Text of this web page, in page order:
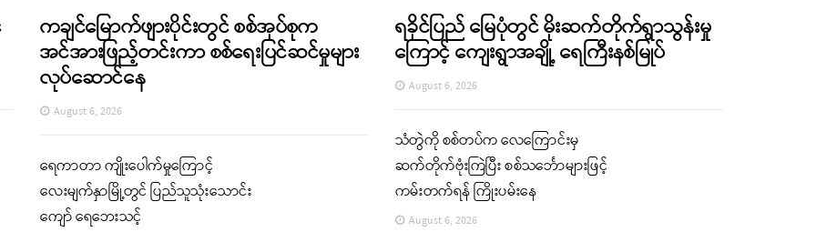
ကချင်မြောက်ဖျားပိုင်းတွင် စစ်အုပ်စုက
အင်အားဖြည့်တင်းကာ စစ်ရေးပြင်ဆင်မှုများ
လုပ်ဆောင်နေ
August 6, 2026
ရေကာတာ ကျိုးပေါက်မှုကြောင့်
လေးမျက်နှာမြို့တွင် ပြည်သူသုံးသောင်း
ကျော် ရေဘေးသင့်
ရခိုင်ပြည် မြေပုံတွင် မိုးဆက်တိုက်ရွာသွန်းမှု
ကြောင့် ကျေးရွာအချို့ ရေကြီးနစ်မြုပ်
August 6, 2026
သံတွဲကို စစ်တပ်က လေကြောင်းမှ
ဆက်တိုက်ဗုံးကြဲပြီး စစ်သင်္ဘောများဖြင့်
ကမ်းတက်ရန် ကြိုးပမ်းနေ
August 6, 2026